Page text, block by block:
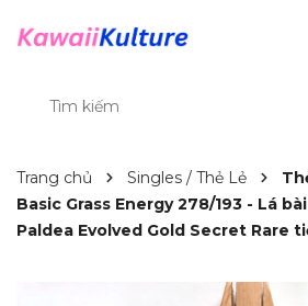
Trang chủ Singles / Thẻ Lẻ
Basic Grass Energy 278/193 - Lá
Paldea Evolved Gold Secret Rare